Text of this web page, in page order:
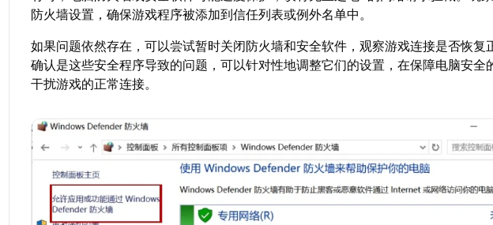
防火墙设置，确保游戏程序被添加到信任列表或例外名单中。
如果问题依然存在，可以尝试暂时关闭防火墙和安全软件，观察游戏连接是否恢复
确认是这些安全程序导致的问题，可以针对性地调整它们的设置，在保障电脑安全
干扰游戏的正常连接。